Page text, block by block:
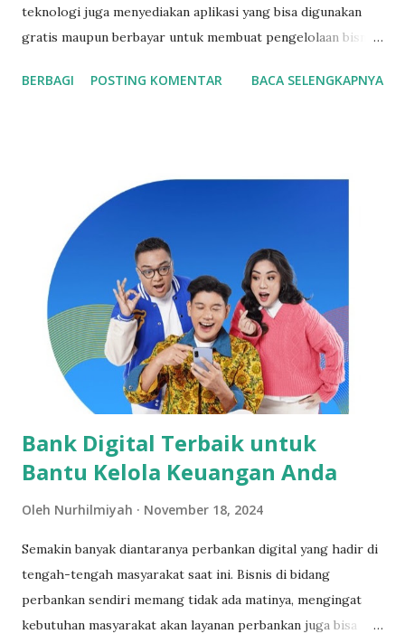
teknologi juga menyediakan aplikasi yang bisa digunakan
gratis maupun berbayar untuk membuat pengelolaan bisnis
dilakukan bisnis adalah aplikasi POS kasir online yang bisa
pertama yang bisa dimanfaatkan dari aplikasi POS kasir
adalah menerima pembayaran dari konsumen. Bisnis yang
menggunakan aplikasi POS akan bisa menyediakan metode
pembayaran yang lebih beragam, sehingga membuat
konsumen juga bisa memilih pembayaran yang sesuai
dengan preferensi yang dipunyai. Ilustrasi kasir / Pngtree
Aplikasi POS mempunyai keunggulan karena tidak hanya
menerima pembayaran cash saja dengan uang tunai, akan
tetapi juga tersedia...
BERBAGI POSTING KOMENTAR BACA SELENGKAPNYA
Bank Digital Terbaik untuk
Bantu Kelola Keuangan Anda
Oleh Nurhilmiyah November 18, 2024
Semakin banyak diantaranya perbankan digital yang hadir di
tengah-tengah masyarakat saat ini. Bisnis di bidang
perbankan sendiri memang tidak ada matinya, mengingat
kebutuhan masyarakat akan layanan perbankan juga bisa